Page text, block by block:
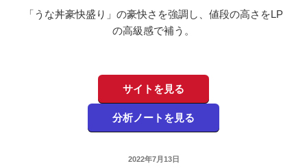
「うな丼豪快盛り」の豪快さを強調し、値段の高さをLP
の高級感で補う。
サイトを見る
分析ノートを見る
投
2022年7月13日